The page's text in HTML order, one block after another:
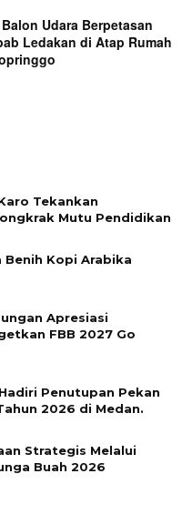
Udara Berpetasan
Ledakan di Atap Rumah
Tekankan
Mutu Pendidikan
Benih Kopi Arabika
Apresiasi
FBB 2027 Go
Penutupan Pekan
2026 di Medan.
Strategis Melalui
Buah 2026